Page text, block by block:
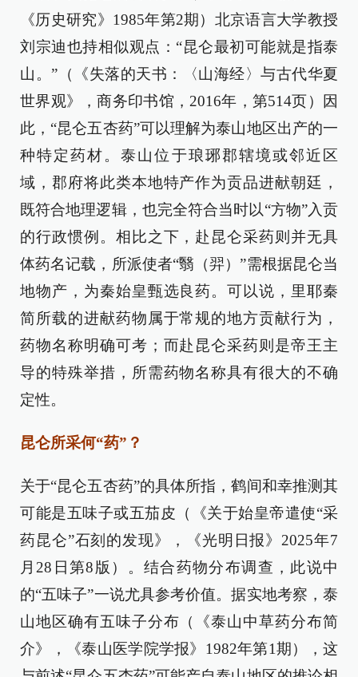
《历史研究》1985年第2期）北京语言大学教授
刘宗迪也持相似观点：“昆仑最初可能就是指泰
山。”（《失落的天书：〈山海经〉与古代华夏
世界观》，商务印书馆，2016年，第514页）因
此，“昆仑五杏药”可以理解为泰山地区出产的一
种特定药材。泰山位于琅琊郡辖境或邻近区
域，郡府将此类本地特产作为贡品进献朝廷，
既符合地理逻辑，也完全符合当时以“方物”入贡
的行政惯例。相比之下，赴昆仑采药则并无具
体药名记载，所派使者“翳（羿）”需根据昆仑当
地物产，为秦始皇甄选良药。可以说，里耶秦
简所载的进献药物属于常规的地方贡献行为，
药物名称明确可考；而赴昆仑采药则是帝王主
导的特殊举措，所需药物名称具有很大的不确
定性。
昆仑所采何“药”？
关于“昆仑五杏药”的具体所指，鹤间和幸推测其
可能是五味子或五茄皮（《关于始皇帝遣使“采
药昆仑”石刻的发现》，《光明日报》2025年7
月28日第8版）。结合药物分布调查，此说中
的“五味子”一说尤具参考价值。据实地考察，泰
山地区确有五味子分布（《泰山中草药分布简
介》，《泰山医学院学报》1982年第1期），这